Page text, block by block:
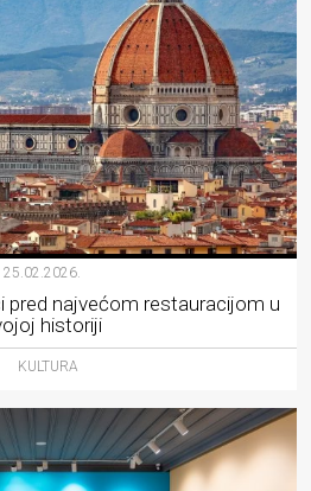
25.02.2026.
pred najvećom restauracijom u
historiji
KULTURA